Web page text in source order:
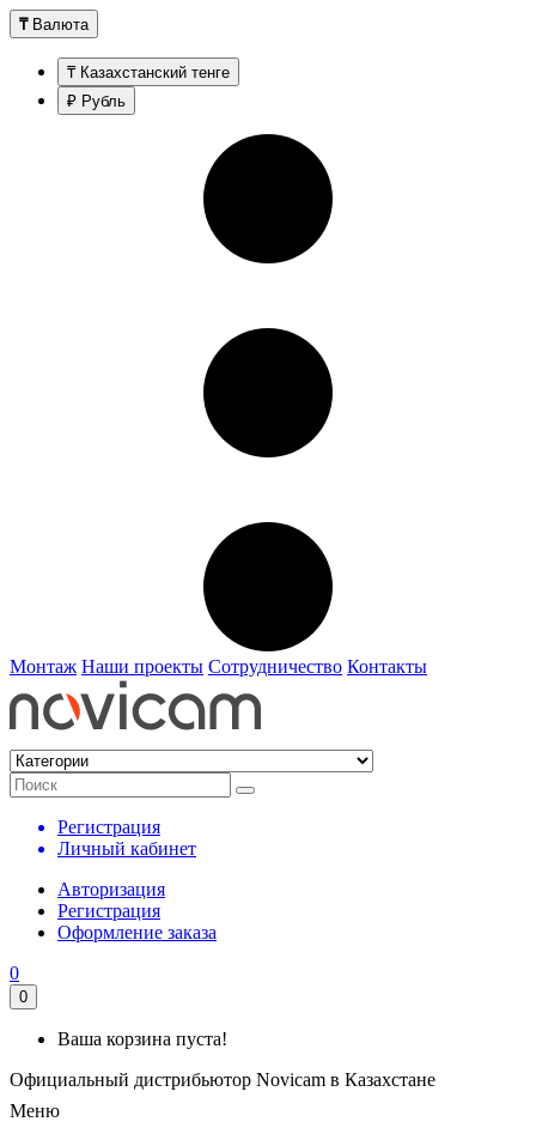
₸ Валюта
₸ Казахстанский тенге
₽ Рубль
Монтаж Наши проекты Сотрудничество Контакты
Регистрация
Личный кабинет
Авторизация
Регистрация
Оформление заказа
0
0
Ваша корзина пуста!
Официальный дистрибьютор Novicam в Казахстане
Меню